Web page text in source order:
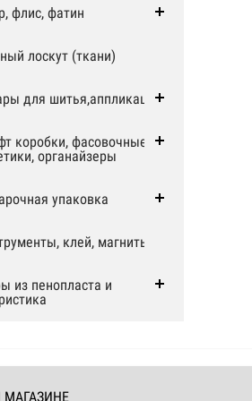
флис, фатин
лоскут (ткани)
для шитья,аппликации
коробки, фасовочные
органайзеры
упаковка
клей, магниты
из пенопласта и